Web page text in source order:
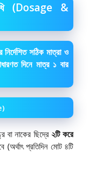
(Dosage &
নির্দেশিত সঠিক মাত্রা ও
দিনে মাত্র ১ বার
বা নাকের ছিদ্রে ২টি করে
(অর্থাৎ প্রতিদিন মোট ৪টি